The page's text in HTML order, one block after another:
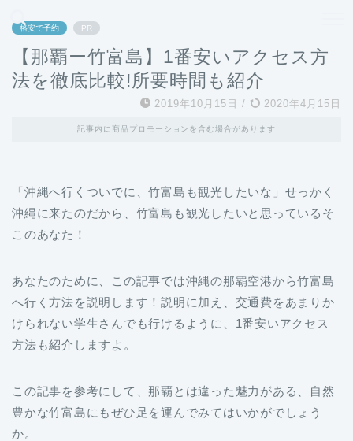
格安で予約 PR
【那覇ー竹富島】1番安いアクセス方
法を徹底比較!所要時間も紹介
2019年10月15日 / 2020年4月15日
記事内に商品プロモーションを含む場合があります
「沖縄へ行くついでに、竹富島も観光したいな」せっかく
沖縄に来たのだから、竹富島も観光したいと思っているそ
このあなた！
あなたのために、この記事では沖縄の那覇空港から竹富島
へ行く方法を説明します！説明に加え、交通費をあまりか
けられない学生さんでも行けるように、1番安いアクセス
方法も紹介しますよ。
この記事を参考にして、那覇とは違った魅力がある、自然
豊かな竹富島にもぜひ足を運んでみてはいかがでしょう
か。